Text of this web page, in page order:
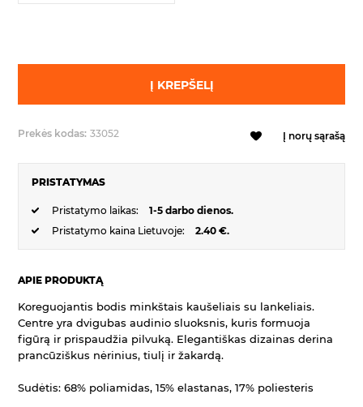
Į KREPŠELĮ
Prekės kodas: 33052 Į norų sąrašą
PRISTATYMAS
Pristatymo laikas:
1-5 darbo dienos.
Pristatymo kaina Lietuvoje:
2.40 €.
APIE PRODUKTĄ
Koreguojantis bodis minkštais kaušeliais su lankeliais.
Centre yra dvigubas audinio sluoksnis, kuris formuoja
figūrą ir prispaudžia pilvuką. Elegantiškas dizainas derina
prancūziškus nėrinius, tiulį ir žakardą.
Sudėtis: 68% poliamidas, 15% elastanas, 17% poliesteris